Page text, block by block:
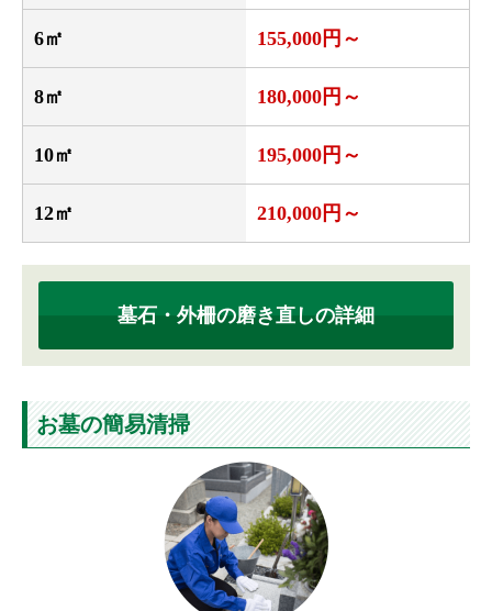
6㎡ 155,000円～
8㎡ 180,000円～
10㎡ 195,000円～
12㎡ 210,000円～
墓石・外柵の磨き直しの詳細
お墓の簡易清掃